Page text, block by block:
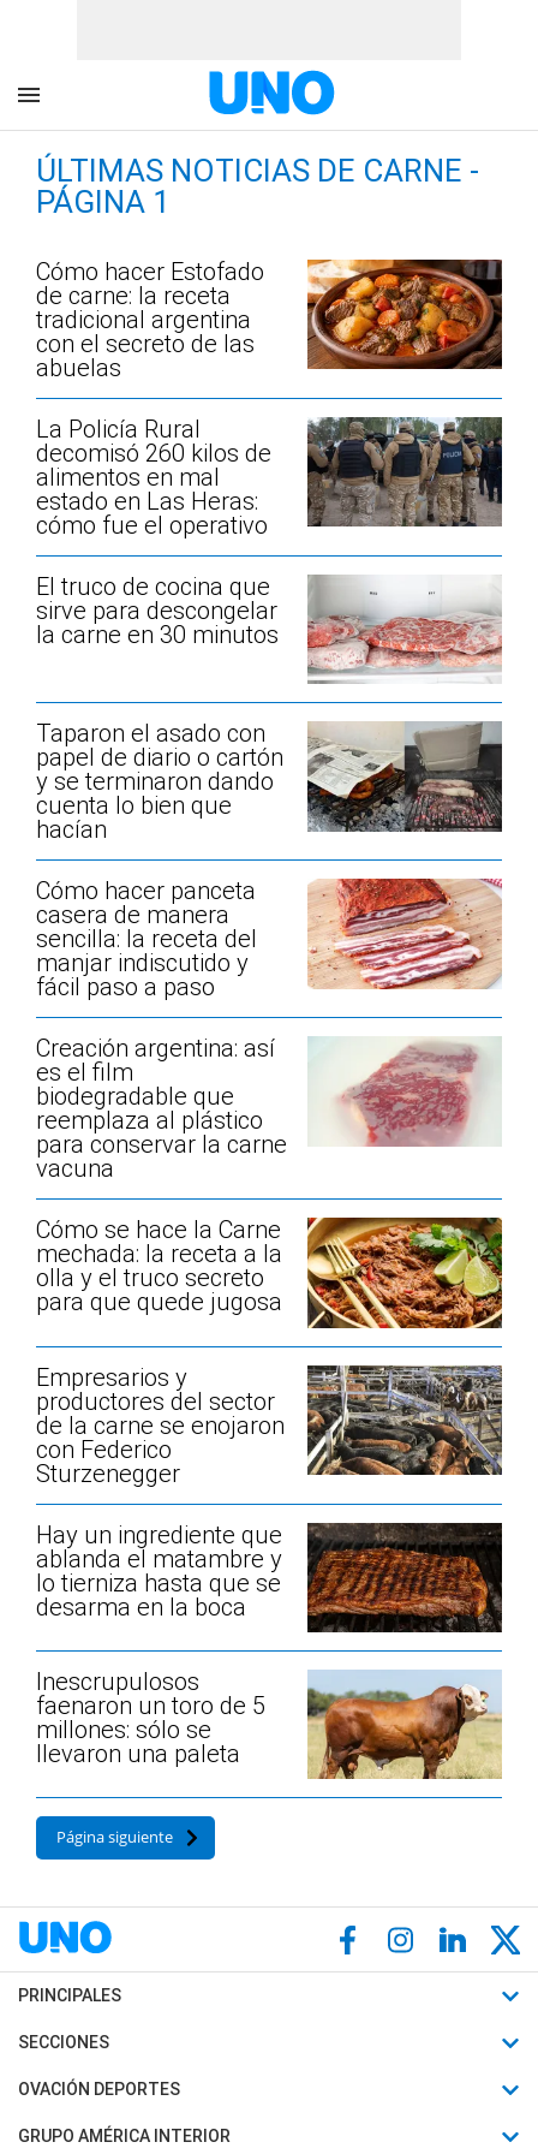
ÚLTIMAS NOTICIAS DE CARNE -
PÁGINA 1
Cómo hacer Estofado
de carne: la receta
tradicional argentina
con el secreto de las
abuelas
La Policía Rural
decomisó 260 kilos de
alimentos en mal
estado en Las Heras:
cómo fue el operativo
El truco de cocina que
sirve para descongelar
la carne en 30 minutos
Taparon el asado con
papel de diario o cartón
y se terminaron dando
cuenta lo bien que
hacían
Cómo hacer panceta
casera de manera
sencilla: la receta del
manjar indiscutido y
fácil paso a paso
Creación argentina: así
es el film
biodegradable que
reemplaza al plástico
para conservar la carne
vacuna
Cómo se hace la Carne
mechada: la receta a la
olla y el truco secreto
para que quede jugosa
Empresarios y
productores del sector
de la carne se enojaron
con Federico
Sturzenegger
Hay un ingrediente que
ablanda el matambre y
lo tierniza hasta que se
desarma en la boca
Inescrupulosos
faenaron un toro de 5
millones: sólo se
llevaron una paleta
Página siguiente
PRINCIPALES
Últimas Noticias
Política
SECCIONES
Horóscopo
Motores
OVACIÓN DEPORTES
Fútbol
GRUPO AMÉRICA INTERIOR